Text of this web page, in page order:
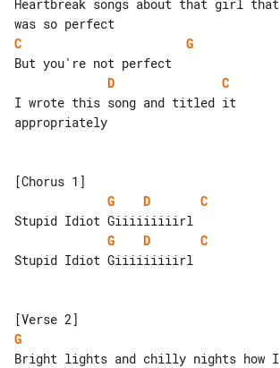
Heartbreak songs about that girl that
C
G
D
C
I wrote this song and titled it
appropriately
G
D
C
G
D
C
Stupid Idiot Giiiiiiiiirl
G